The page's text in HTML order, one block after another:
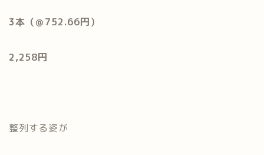
3本（＠752.66円）
2,258円
整列する姿が